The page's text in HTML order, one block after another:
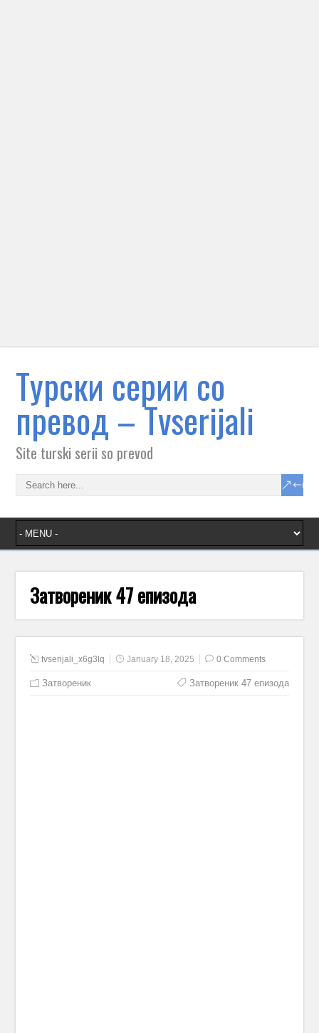
Tурски серии со
превод – Тvserijali
Site turski serii so prevod
Затвореник 47 епизода
tvserijali_x6g3lq January 18, 2025 0 Comments
Затвореник Затвореник 47 епизода